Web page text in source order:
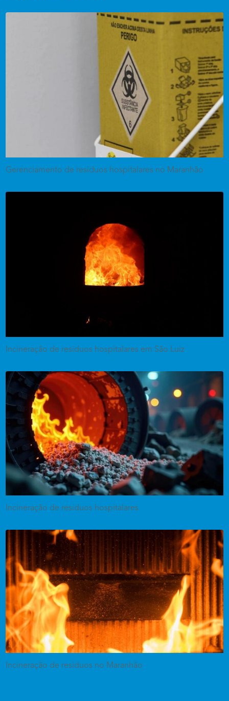
Gerenciamento de resíduos hospitalares no Maranhão
Incineração de residuos hospitalares em São Luiz
Incineração de residuos hospitalares
Incineração de residuos no Maranhão